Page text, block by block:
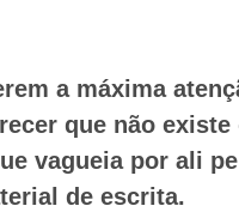
a máxima
que não existe
vagueia por ali
de escrita.